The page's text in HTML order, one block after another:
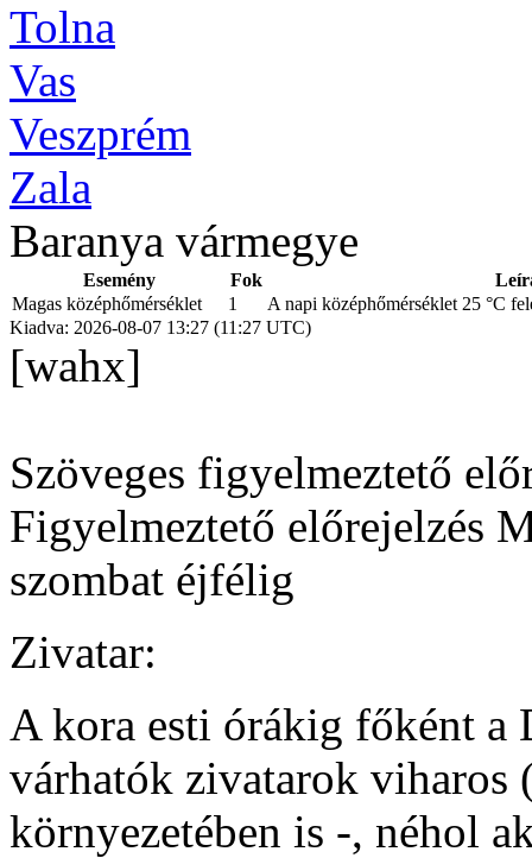
Tolna
Vas
Veszprém
Zala
Baranya vármegye
Esemény Fok
Magas középhőmérséklet
1
A napi középhőmérséklet 25 °C
Kiadva: 2026-08-07 13:27 (11:27 UTC)
[wahx]
Szöveges figyelmeztető
Figyelmeztető előrejelzés
szombat éjfélig
Zivatar:
A kora esti órákig főként a
várhatók zivatarok viharos
környezetében is -, néhol